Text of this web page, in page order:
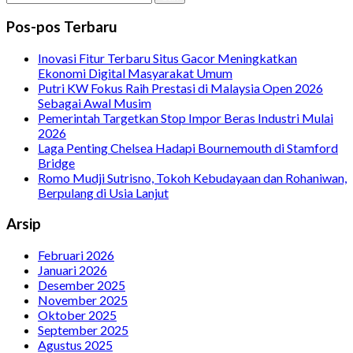
untuk:
Pos-pos Terbaru
Inovasi Fitur Terbaru Situs Gacor Meningkatkan
Ekonomi Digital Masyarakat Umum
Putri KW Fokus Raih Prestasi di Malaysia Open 2026
Sebagai Awal Musim
Pemerintah Targetkan Stop Impor Beras Industri Mulai
2026
Laga Penting Chelsea Hadapi Bournemouth di Stamford
Bridge
Romo Mudji Sutrisno, Tokoh Kebudayaan dan Rohaniwan,
Berpulang di Usia Lanjut
Arsip
Februari 2026
Januari 2026
Desember 2025
November 2025
Oktober 2025
September 2025
Agustus 2025